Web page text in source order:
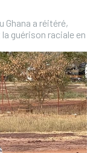
Ghana a réitéré,
guérison raciale en